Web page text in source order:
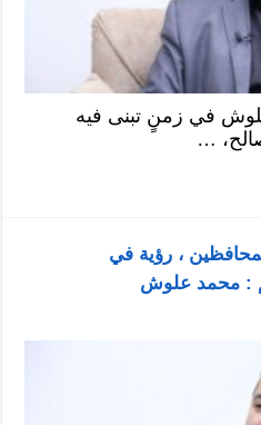
في زمنٍ تبنى فيه
…
، رؤية في
: محمد علوش